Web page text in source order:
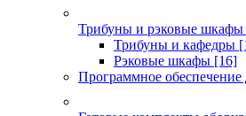
Трибуны и рэковые шкафы
Трибуны и кафедры
Рэковые шкафы [16]
Программное